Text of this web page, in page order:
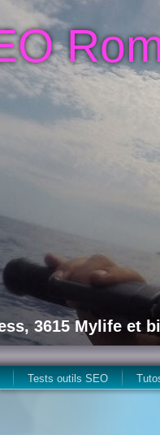
3615 Mylife et
Tests outils SEO